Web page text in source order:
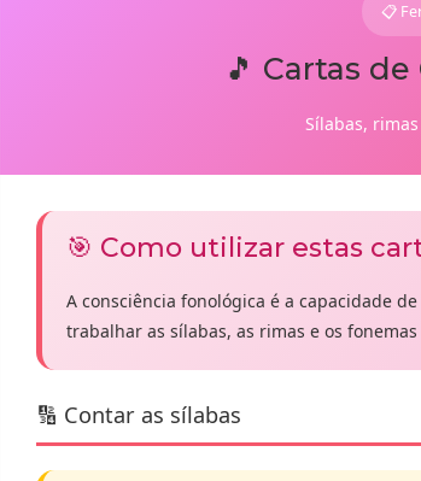
📋
🎵 Cartas
Sílabas,
🎯 Como utilizar estas
A consciência fonológica é a capacidade
trabalhar as sílabas, as rimas e os
🔢 Contar as sílabas